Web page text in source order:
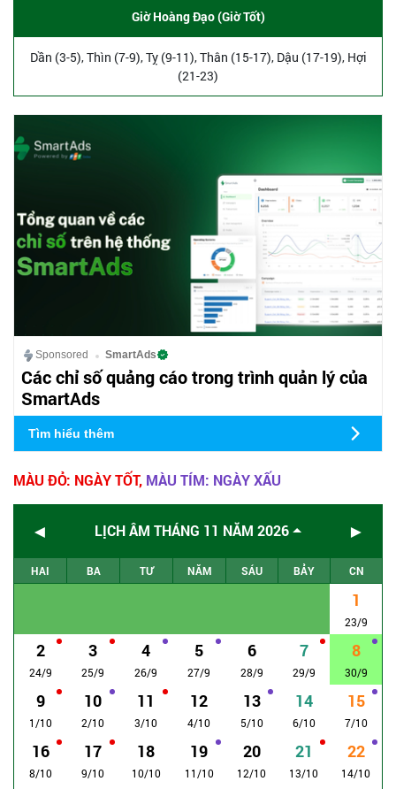
Giờ Hoàng Đạo (Giờ Tốt)
Dần (3-5), Thìn (7-9), Tỵ (9-11), Thân (15-17), Dậu (17-19), Hợi
(21-23)
Sponsored SmartAds
Các chỉ số quảng cáo trong trình quản lý của
SmartAds
Tìm hiểu thêm
MÀU ĐỎ: NGÀY TỐT, MÀU TÍM: NGÀY XẤU
◄ LỊCH ÂM THÁNG 11 NĂM 2026 ►
HAI BA TƯ NĂM SÁU BẢY CN
1
23/9
2
24/9
3
25/9
4
26/9
5
27/9
6
28/9
7
29/9
8
30/9
9
1/10
10
2/10
11
3/10
12
4/10
13
5/10
14
6/10
15
7/10
16
8/10
17
9/10
18
10/10
19
11/10
20
12/10
21
13/10
22
14/10